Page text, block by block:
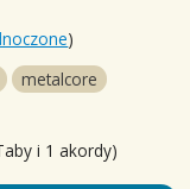
)
metalcore
i 1 akordy)